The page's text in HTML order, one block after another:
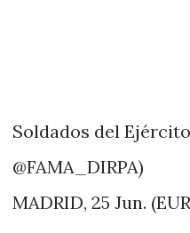
Soldados del
@FAMA_DIRPA)
MADRID, 25 Jun.